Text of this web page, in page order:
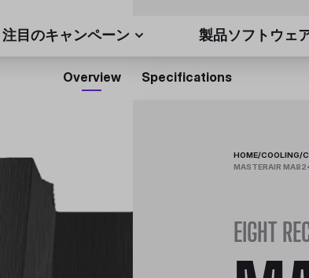
注目のキャンペーン 製品ソフトウェ
Overview Specifications
HOME/COOLING/
MASTERAIR
EIGHT